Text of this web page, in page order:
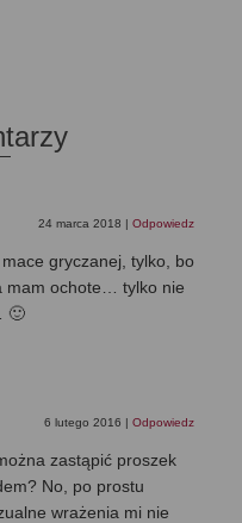
24 marca 2018 | Odpowiedz
gryczanej, tylko, bo
mam ochote… tylko nie
🙂
6 lutego 2016 | Odpowiedz
zastąpić proszek
No, po prostu
wrażenia mi nie